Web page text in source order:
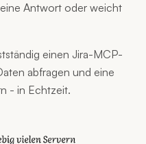
Antwort oder weicht
einen Jira-MCP-
abfragen und eine
- in Echtzeit.